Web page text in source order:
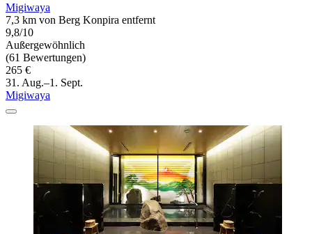
Migiwaya
7,3 km von Berg Konpira entfernt
9,8/10
Außergewöhnlich
(61 Bewertungen)
265 €
31. Aug.–1. Sept.
Migiwaya